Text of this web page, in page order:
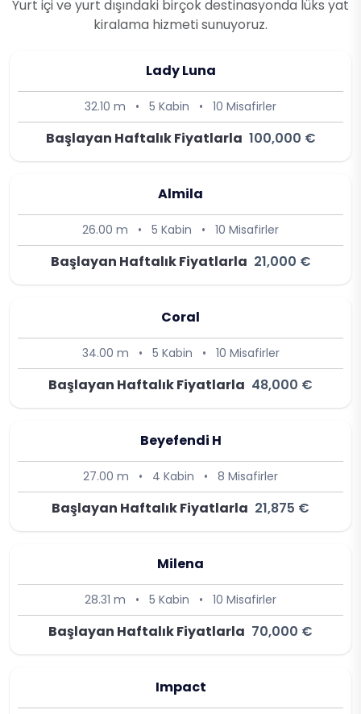
Yurt içi ve yurt dışındaki birçok destinasyonda lüks yat
kiralama hizmeti sunuyoruz.
Lady Luna
32.10 m • 5 Kabin • 10 Misafirler
Başlayan Haftalık Fiyatlarla 100,000 €
Almila
26.00 m • 5 Kabin • 10 Misafirler
Başlayan Haftalık Fiyatlarla 21,000 €
Coral
34.00 m • 5 Kabin • 10 Misafirler
Başlayan Haftalık Fiyatlarla 48,000 €
Beyefendi H
27.00 m • 4 Kabin • 8 Misafirler
Başlayan Haftalık Fiyatlarla 21,875 €
Milena
28.31 m • 5 Kabin • 10 Misafirler
Başlayan Haftalık Fiyatlarla 70,000 €
Impact